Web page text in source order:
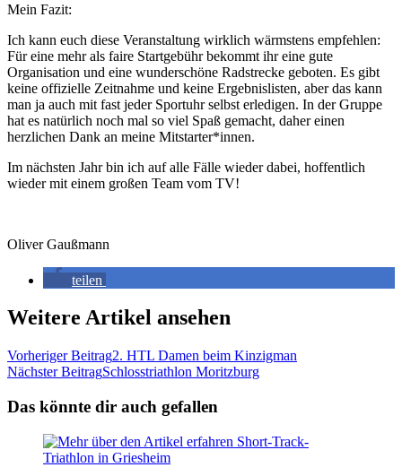
Mein Fazit:
Ich kann euch diese Veranstaltung wirklich wärmstens empfehlen:
Für eine mehr als faire Startgebühr bekommt ihr eine gute
Organisation und eine wunderschöne Radstrecke geboten. Es gibt
keine offizielle Zeitnahme und keine Ergebnislisten, aber das kann
man ja auch mit fast jeder Sportuhr selbst erledigen. In der Gruppe
hat es natürlich noch mal so viel Spaß gemacht, daher einen
herzlichen Dank an meine Mitstarter*innen.
Im nächsten Jahr bin ich auf alle Fälle wieder dabei, hoffentlich
wieder mit einem großen Team vom TV!
Oliver Gaußmann
teilen
Weitere Artikel ansehen
Vorheriger Beitrag2. HTL Damen beim Kinzigman
Nächster BeitragSchlosstriathlon Moritzburg
Das könnte dir auch gefallen